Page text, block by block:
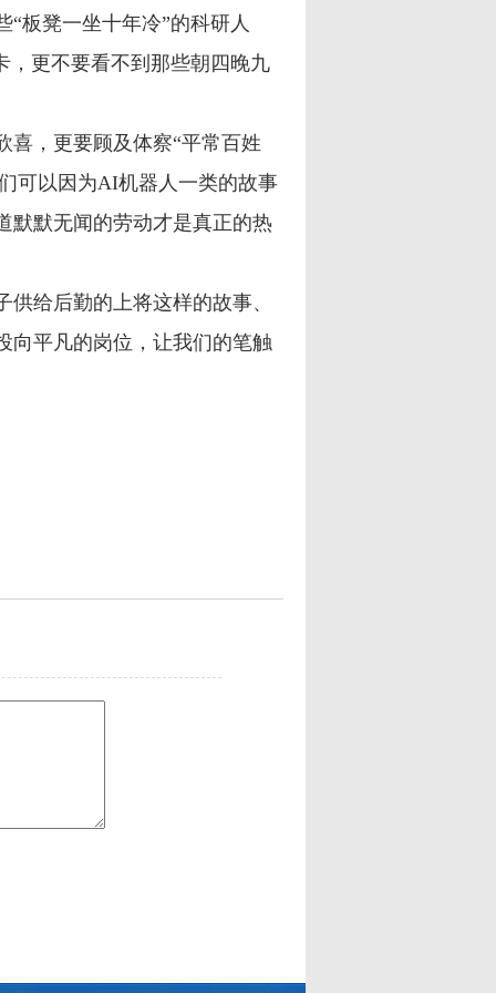
板凳一坐十年冷”的科研人
，更不要看不到那些朝四晚九
，更要顾及体察“平常百姓
可以因为AI机器人一类的故事
默默无闻的劳动才是真正的热
给后勤的上将这样的故事、
向平凡的岗位，让我们的笔触